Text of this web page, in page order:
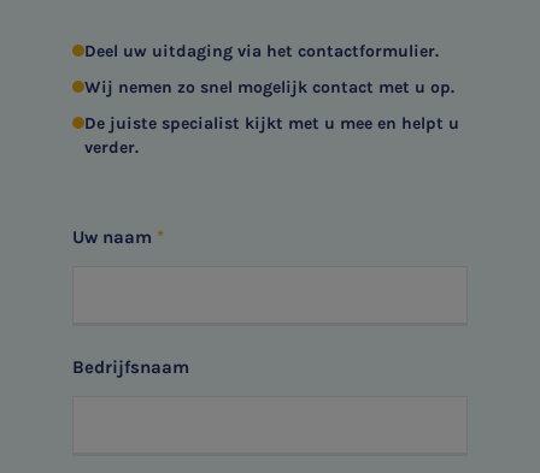
Deel uw uitdaging via het contactformulier.
Wij nemen zo snel mogelijk contact met u op.
De juiste specialist kijkt met u mee en helpt u
verder.
Uw naam
Bedrijfsnaam